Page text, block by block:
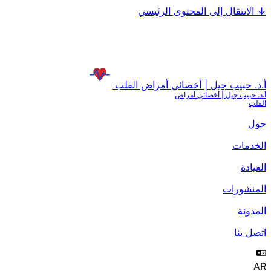
↓ الانتقال إلى المحتوى الرئيسي
أ.د. حبيب جيل | أخصائي أمراض القلب
أ.د. حبيب جيل | أخصائي أمراض
القلب
حول
الخدمات
العيادة
المنشورات
المدونة
اتصل بنا
AR